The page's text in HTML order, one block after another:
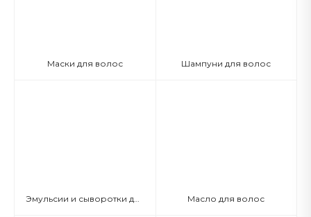
Маски для волос Шампуни для волос
Масло для волос